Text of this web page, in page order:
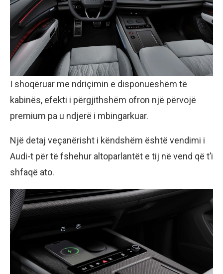
I shoqëruar me ndriçimin e disponueshëm të
kabinës, efekti i përgjithshëm ofron një përvojë
premium pa u ndjerë i mbingarkuar.
Një detaj veçanërisht i këndshëm është vendimi i
Audi-t për të fshehur altoparlantët e tij në vend që t’i
shfaqë ato.